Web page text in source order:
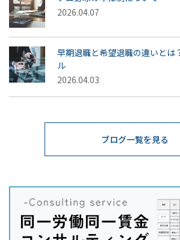
2026.04.07
早期退職と希望退職の違いと
ル
2026.04.03
ブログ一覧を見る